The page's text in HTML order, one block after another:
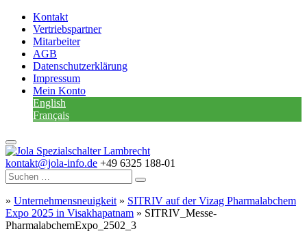
Kontakt
Vertriebspartner
Mitarbeiter
AGB
Datenschutzerklärung
Impressum
Mein Konto
English
Français
kontakt@jola-info.de +49 6325 188-01
» Unternehmensneuigkeit » SITRIV auf der Vizag Pharmalabchem
Expo 2025 in Visakhapatnam » SITRIV_Messe-
PharmalabchemExpo_2502_3